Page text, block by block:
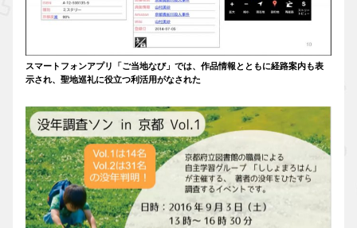
スマートフォンアプリ「ご当地なび」では、作品情報とともに経路案内も表
示され、聖地巡礼に役立つ利活用がなされた